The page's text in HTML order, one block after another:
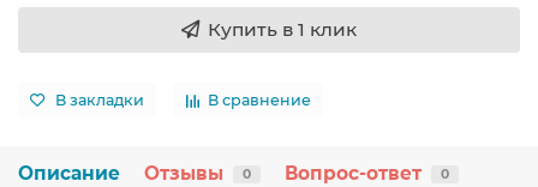
Купить в 1 клик
В закладки В сравнение
Описание Отзывы 0 Вопрос-ответ 0